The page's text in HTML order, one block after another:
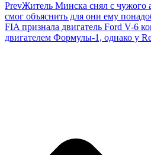
PrevЖитель Минска снял с чужого
смог объяснить для они ему
FIA признала двигатель Ford V-6
двигателем Формулы-1, однако у